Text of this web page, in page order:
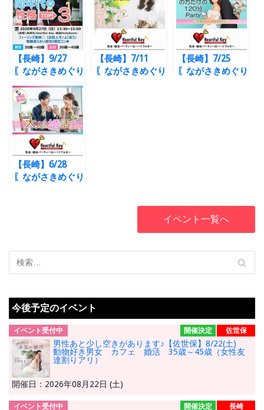
【長崎】9/27
〖ながさきめぐり
あい♡Heartful
Key Party〗フィ
ーリング重視♡
《お話上手/よく
笑う/物腰柔らか
な男性》限定コン
♥
【長崎】7/11
〖ながさきめぐり
【長崎】7/25
〖ながさきめぐり
【長崎】6/28
〖ながさきめぐり
イベント一覧へ
今後予定のイベント
イベント受付中 開催決定 佐世保
男性あと少し空きがあります♪【佐世保】8/22(土)
動物好き男女 カフェ 婚活 35歳～45歳（女性友
達割りアリ）
開催日：2026年08月22日 (土)
イベント受付中 開催決定 長崎